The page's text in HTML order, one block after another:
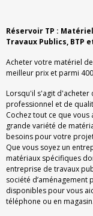
Réservoir TP :
Travaux Publics, BTP
Acheter votre matériel
meilleur prix et parmi
Lorsqu'il s'agit d'acheter
professionnel et de
Cochez tout ce que
grande variété de
besoins pour votre
Que vous soyez un
matériaux spécifiques
entreprise de travaux
société d’aménagement
disponibles pour vous
téléphone ou en magasin.